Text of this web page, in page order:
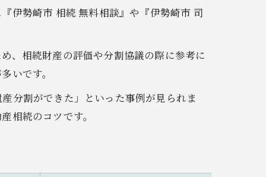
伊勢崎市 相続 無料相談』や『伊勢崎市 司
、相続財産の評価や分割協議の際に参考に
いです。
分割ができた」といった事例が見られま
相続のコツです。